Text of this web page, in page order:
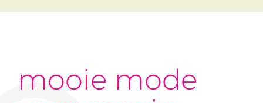
mooie mode